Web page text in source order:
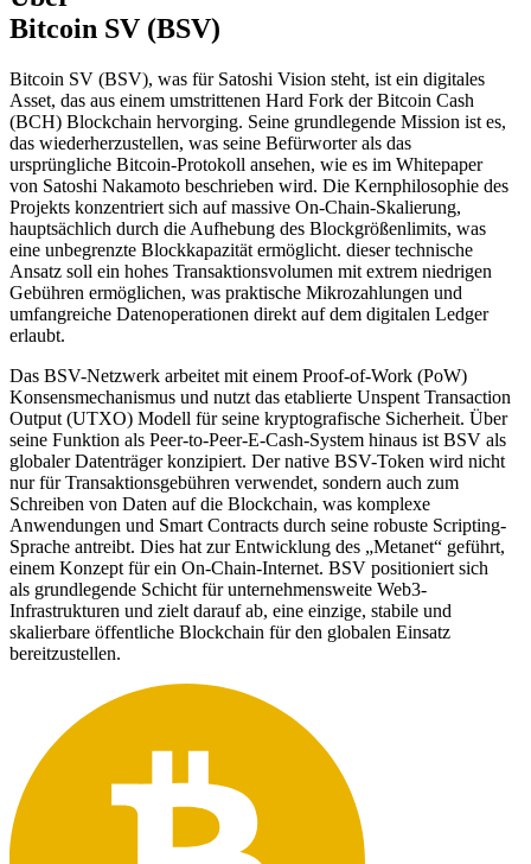
Bitcoin SV (BSV)
Bitcoin SV (BSV), was für Satoshi Vision steht, ist ein digitales
Asset, das aus einem umstrittenen Hard Fork der Bitcoin Cash
(BCH) Blockchain hervorging. Seine grundlegende Mission ist es,
das wiederherzustellen, was seine Befürworter als das
ursprüngliche Bitcoin-Protokoll ansehen, wie es im Whitepaper
von Satoshi Nakamoto beschrieben wird. Die Kernphilosophie des
Projekts konzentriert sich auf massive On-Chain-Skalierung,
hauptsächlich durch die Aufhebung des Blockgrößenlimits, was
eine unbegrenzte Blockkapazität ermöglicht. dieser technische
Ansatz soll ein hohes Transaktionsvolumen mit extrem niedrigen
Gebühren ermöglichen, was praktische Mikrozahlungen und
umfangreiche Datenoperationen direkt auf dem digitalen Ledger
erlaubt.
Das BSV-Netzwerk arbeitet mit einem Proof-of-Work (PoW)
Konsensmechanismus und nutzt das etablierte Unspent Transaction
Output (UTXO) Modell für seine kryptografische Sicherheit. Über
seine Funktion als Peer-to-Peer-E-Cash-System hinaus ist BSV als
globaler Datenträger konzipiert. Der native BSV-Token wird nicht
nur für Transaktionsgebühren verwendet, sondern auch zum
Schreiben von Daten auf die Blockchain, was komplexe
Anwendungen und Smart Contracts durch seine robuste Scripting-
Sprache antreibt. Dies hat zur Entwicklung des „Metanet“ geführt,
einem Konzept für ein On-Chain-Internet. BSV positioniert sich
als grundlegende Schicht für unternehmensweite Web3-
Infrastrukturen und zielt darauf ab, eine einzige, stabile und
skalierbare öffentliche Blockchain für den globalen Einsatz
bereitzustellen.